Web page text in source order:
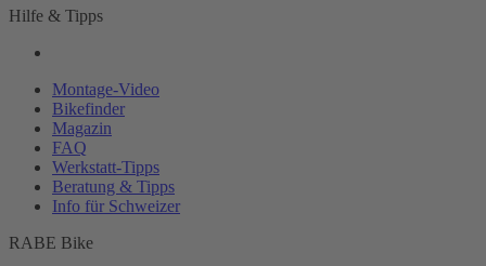
Hilfe & Tipps
Montage-Video
Bikefinder
Magazin
FAQ
Werkstatt-Tipps
Beratung & Tipps
Info für Schweizer
RABE Bike